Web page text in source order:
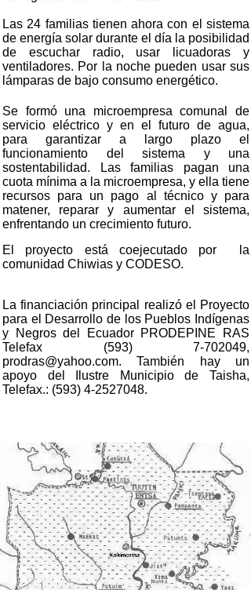
Las 24 familias tienen ahora con el sistema
de energía solar durante el día la posibilidad
de escuchar radio, usar licuadoras y
ventiladores. Por la noche pueden usar sus
lámparas de bajo consumo energético.
El proyecto está coejecutado por la
comunidad Chiwias y CODESO.
La financiación principal realizó el Proyecto
para el Desarrollo de los Pueblos Indígenas
y Negros del Ecuador PRODEPINE RAS
Telefax (593) 7-702049,
prodras@yahoo.com. También hay un
apoyo del Ilustre Municipio de Taisha,
Telefax.: (593) 4-2527048.
Se formó una microempresa comunal de
servicio eléctrico y en el futuro de agua,
para garantizar a largo plazo el
funcionamiento del sistema y una
sostentabilidad. Las familias pagan una
cuota mínima a la microempresa, y ella tiene
recursos para un pago al técnico y para
matener, reparar y aumentar el sistema,
enfrentando un crecimiento futuro.